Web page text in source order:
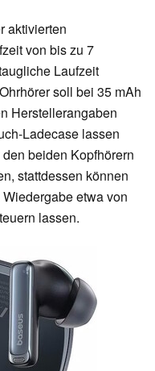
aktivierten
von bis zu 7
Laufzeit
soll bei 35 mAh
Herstellerangaben
Ladecase lassen
beiden Kopfhörern
stattdessen können
etwa von
lassen.